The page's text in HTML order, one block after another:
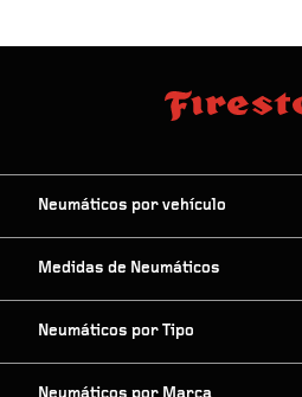
Neumáticos por vehículo
Medidas de Neumáticos
Neumáticos por Tipo